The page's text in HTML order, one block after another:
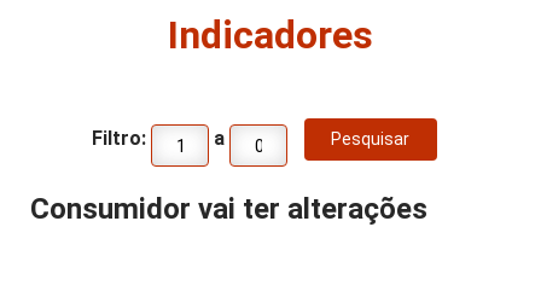
Indicadores
Filtro: a
Consumidor vai ter alterações